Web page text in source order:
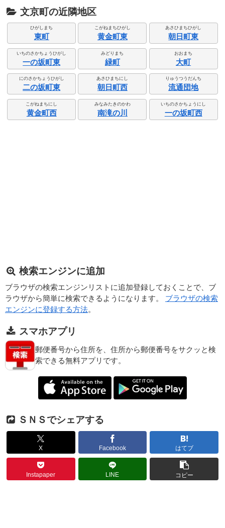
文京町の近隣地区
ひがしまち
東町
こがねまちひがし
黄金町東
あさひまちひがし
朝日町東
いちのさかちょうひがし
一の坂町東
みどりまち
緑町
おおまち
大町
にのさかちょうひがし
二の坂町東
あさひまちにし
朝日町西
りゅうつうだんち
流通団地
こがねまちにし
黄金町西
みなみたきのかわ
南滝の川
いちのさかちょうにし
一の坂町西
検索エンジンに追加
ブラウザの検索エンジンリストに追加登録しておくことで、ブ
ラウザから簡単に検索できるようになります。 ブラウザの検索
エンジンに登録する方法。
スマホアプリ
郵便番号から住所を、住所から郵便番号をサクッと検
索できる無料アプリです。
ＳＮＳでシェアする
X Facebook はてブ
Instapaper LINE コピー